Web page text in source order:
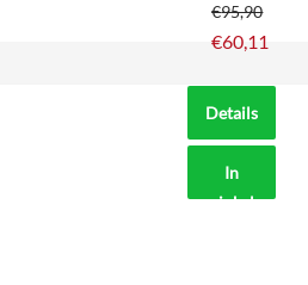
€95,90
€60,11
Details
In
winkelmand